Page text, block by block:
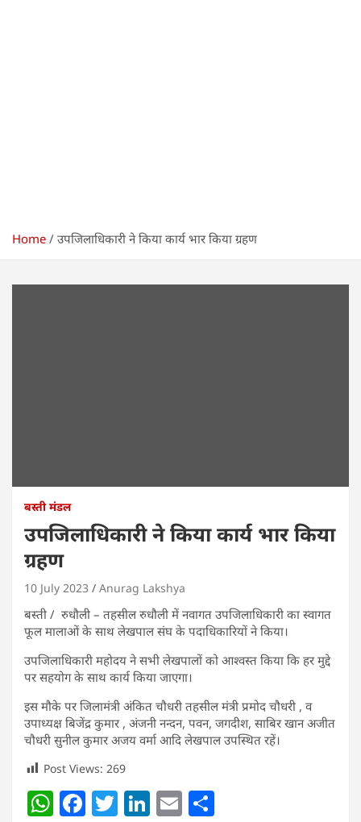
Home उपजिलाधिकारी ने किया कार्य भार किया ग्रहण
बस्ती मंडल
उपजिलाधिकारी ने किया कार्य भार किया
ग्रहण
10 July 2023 Anurag Lakshya
बस्ती / रुधौली – तहसील रुधौली में नवागत उपजिलाधिकारी का स्वागत
फूल मालाओं के साथ लेखपाल संघ के पदाधिकारियों ने किया।
उपजिलाधिकारी महोदय ने सभी लेखपालों को आश्वस्त किया कि हर मुद्दे
पर सहयोग के साथ कार्य किया जाएगा।
इस मौके पर जिलामंत्री अंकित चौधरी तहसील मंत्री प्रमोद चौधरी , व
उपाध्यक्ष बिजेंद्र कुमार , अंजनी नन्दन, पवन, जगदीश, साबिर खान अजीत
चौधरी सुनील कुमार अजय वर्मा आदि लेखपाल उपस्थित रहें।
Post Views: 269
W F T Li E